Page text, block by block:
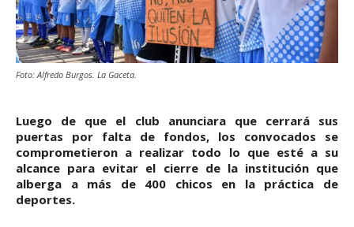
Foto: Alfredo Burgos. La Gaceta.
Luego de que el club anunciara que cerrará sus
puertas por falta de fondos, los convocados se
comprometieron a realizar todo lo que esté a su
alcance para evitar el cierre de la institución que
alberga a más de 400 chicos en la práctica de
deportes.